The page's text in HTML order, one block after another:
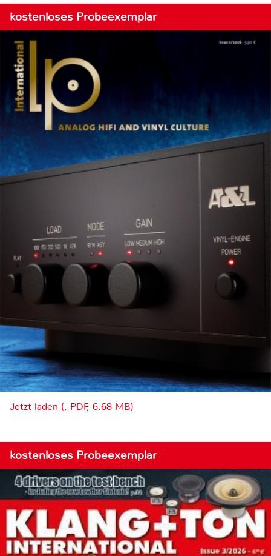
kostenloses Probeexemplar
Jetzt laden (, PDF, 6.68 MB)
kostenloses Probeexemplar